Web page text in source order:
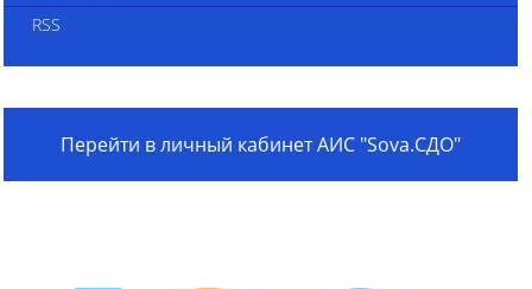
RSS
Перейти в личный кабинет АИС "Sova.СДО"